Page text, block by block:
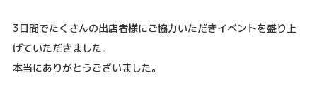
3日間でたくさんの出店者様にご協力いただきイベントを盛り上
げていただきました。
本当にありがとうございました。